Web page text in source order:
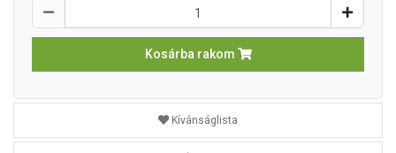
Kosárba rakom
Kívánságlista